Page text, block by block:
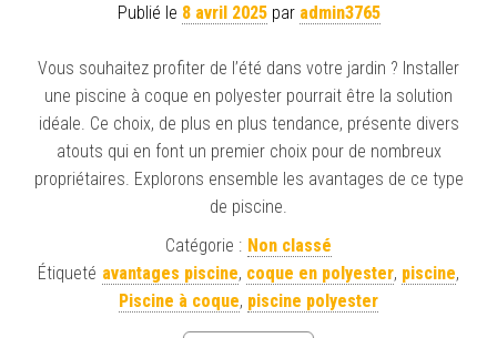
Publié le 8 avril 2025par admin3765
Vous souhaitez profiter de l’été dans votre jardin ? Installer
une piscine à coque en polyester pourrait être la solution
idéale. Ce choix, de plus en plus tendance, présente divers
atouts qui en font un premier choix pour de nombreux
propriétaires. Explorons ensemble les avantages de ce type
de piscine.
Catégorie : Non classé
Étiqueté avantages piscine, coque en polyester, piscine,
Piscine à coque, piscine polyester